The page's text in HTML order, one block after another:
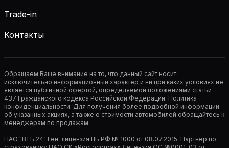
Trade-in
Контакты
Обращаем Ваше внимание на то, что данный сайт носит
исключительно информационный характер и ни при каких условиях не
является публичной офертой, определяемой положениями статьи
437 Гражданского кодекса Российской Федерации. Политика
конфиденциальности. Для получения более подробной информации
об указанных акциях, а также о стоимости автомобилей обращайтесь к
менеджерам по продажам.
ПАО "ВТБ 24" Ген. лицензия ЦБ РФ № 1000 от 08.07.2015. Партнер по